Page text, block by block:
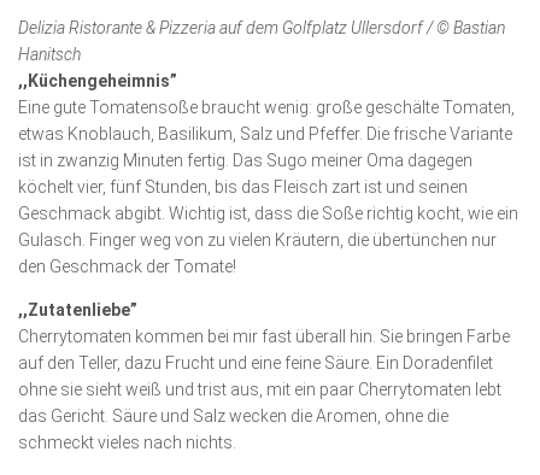
Delizia Ristorante & Pizzeria auf dem Golfplatz Ullersdorf / © Bastian
Hanitsch
,,Küchengeheimnis”
Eine gute Tomatensoße braucht wenig: große geschälte Tomaten,
etwas Knoblauch, Basilikum, Salz und Pfeffer. Die frische Variante
ist in zwanzig Minuten fertig. Das Sugo meiner Oma dagegen
köchelt vier, fünf Stunden, bis das Fleisch zart ist und seinen
Geschmack abgibt. Wichtig ist, dass die Soße richtig kocht, wie ein
Gulasch. Finger weg von zu vielen Kräutern, die übertünchen nur
den Geschmack der Tomate!
,,Zutatenliebe”
Cherrytomaten kommen bei mir fast überall hin. Sie bringen Farbe
auf den Teller, dazu Frucht und eine feine Säure. Ein Doradenfilet
ohne sie sieht weiß und trist aus, mit ein paar Cherrytomaten lebt
das Gericht. Säure und Salz wecken die Aromen, ohne die
schmeckt vieles nach nichts.